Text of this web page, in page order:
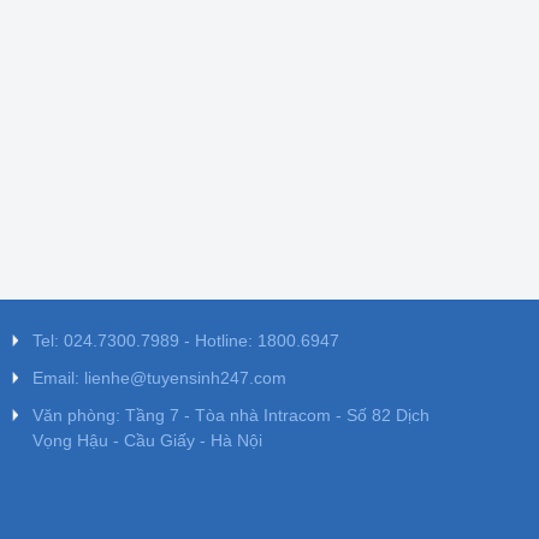
Tel: 024.7300.7989 - Hotline: 1800.6947
Email: lienhe@tuyensinh247.com
Văn phòng: Tầng 7 - Tòa nhà Intracom - Số 82 Dịch
Vọng Hậu - Cầu Giấy - Hà Nội